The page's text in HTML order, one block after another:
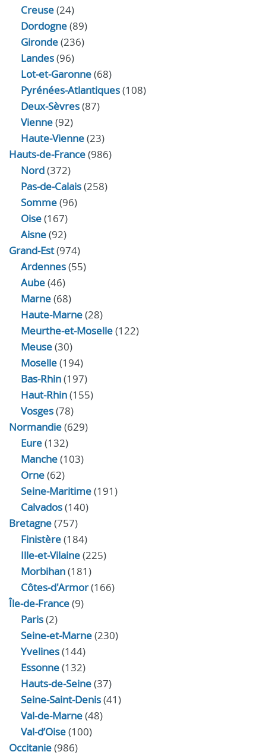
Creuse(24)
Dordogne(89)
Gironde(236)
Landes(96)
Lot-et-Garonne(68)
Pyrénées-Atlantiques(108)
Deux-Sèvres(87)
Vienne(92)
Haute-Vienne(23)
Hauts-de-France(986)
Nord(372)
Pas-de-Calais(258)
Somme(96)
Oise(167)
Aisne(92)
Grand-Est(974)
Ardennes(55)
Aube(46)
Marne(68)
Haute-Marne(28)
Meurthe-et-Moselle(122)
Meuse(30)
Moselle(194)
Bas-Rhin(197)
Haut-Rhin(155)
Vosges(78)
Normandie(629)
Eure(132)
Manche(103)
Orne(62)
Seine-Maritime(191)
Calvados(140)
Bretagne(757)
Finistère(184)
Ille-et-Vilaine(225)
Morbihan(181)
Côtes-d'Armor(166)
Île-de-France(9)
Paris(2)
Seine-et-Marne(230)
Yvelines(144)
Essonne(132)
Hauts-de-Seine(37)
Seine-Saint-Denis(41)
Val-de-Marne(48)
Val-d’Oise(100)
Occitanie(986)